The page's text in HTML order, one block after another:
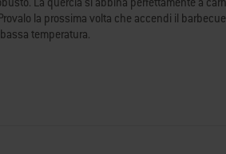
la prossima volta che accendi il
temperatura.